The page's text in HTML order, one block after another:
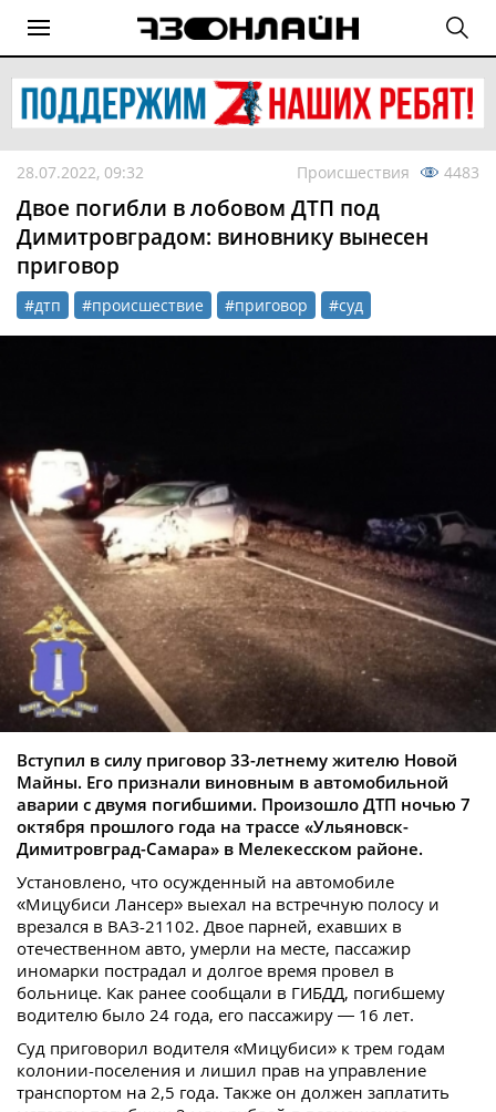
28.07.2022, 09:32 Происшествия 4483
Двое погибли в лобовом ДТП под
Димитровградом: виновнику вынесен
приговор
#дтп #происшествие #приговор #суд
Вступил в силу приговор 33-летнему жителю Новой
Майны. Его признали виновным в автомобильной
аварии с двумя погибшими. Произошло ДТП ночью 7
октября прошлого года на трассе «Ульяновск-
Димитровград-Самара» в Мелекесском районе.
Установлено, что осужденный на автомобиле
«Мицубиси Лансер» выехал на встречную полосу и
врезался в ВАЗ-21102. Двое парней, ехавших в
отечественном авто, умерли на месте, пассажир
иномарки пострадал и долгое время провел в
больнице. Как ранее сообщали в ГИБДД, погибшему
водителю было 24 года, его пассажиру — 16 лет.
Суд приговорил водителя «Мицубиси» к трем годам
колонии-поселения и лишил прав на управление
транспортом на 2,5 года. Также он должен заплатить